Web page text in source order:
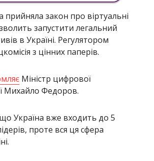
прийняла закон про віртуальні
запустити легальний
в Україні. Регулятором
з цінних паперів.
Міністр цифрової
Михайло Федоров.
Україна вже входить до 5
проте вся ця сфера